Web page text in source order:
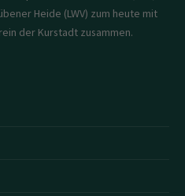
Heide (LWV) zum heute mit
der Kurstadt zusammen.